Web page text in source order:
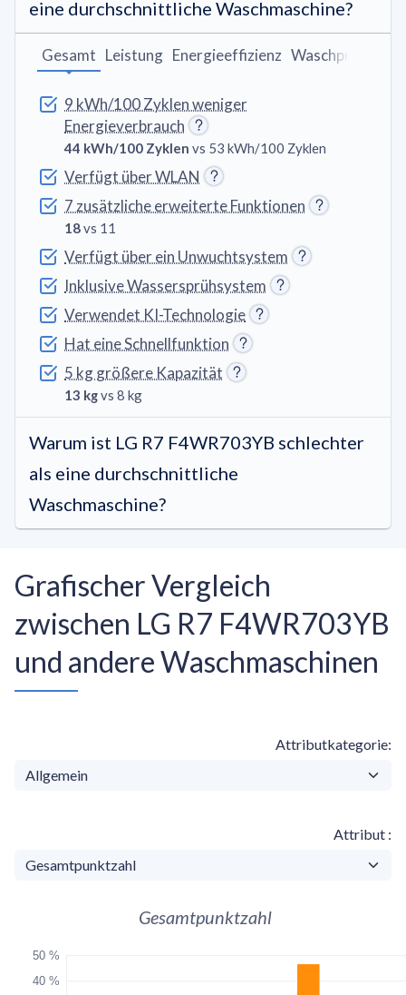
eine durchschnittliche Waschmaschine?
9 kWh/100 Zyklen weniger
Energieverbrauch
44 kWh/100 Zyklen vs 53 kWh/100 Zyklen
Verfügt über WLAN
7 zusätzliche erweiterte Funktionen
18vs 11
Verfügt über ein Unwuchtsystem
Inklusive Wassersprühsystem
Verwendet KI-Technologie
Hat eine Schnellfunktion
5 kg größere Kapazität
13 kgvs 8 kg
Gesamt Leistung Energieeffizienz
Warum ist LG R7 F4WR703YB schlechter
als eine durchschnittliche
Waschmaschine?
Grafischer Vergleich
zwischen LG R7 F4WR703YB
und andere Waschmaschinen
Attributkategorie
Attribut
Gesamtpunktzahl
40 %
50 %